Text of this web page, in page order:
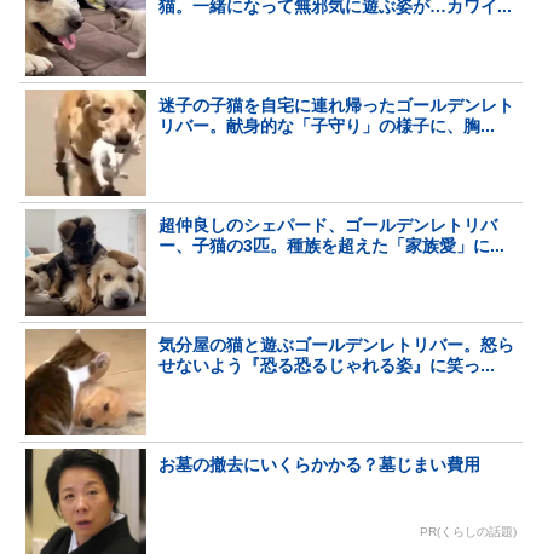
猫。一緒になって無邪気に遊ぶ姿が…カワイ...
迷子の子猫を自宅に連れ帰ったゴールデンレト
リバー。献身的な「子守り」の様子に、胸...
超仲良しのシェパード、ゴールデンレトリバ
ー、子猫の3匹。種族を超えた「家族愛」に...
気分屋の猫と遊ぶゴールデンレトリバー。怒ら
せないよう『恐る恐るじゃれる姿』に笑っ...
お墓の撤去にいくらかかる？墓じまい費用
PR(くらしの話題)